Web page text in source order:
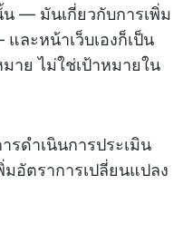
— มันเกี่ยวกับการเพิ่ม
ละหน้าเว็บเองก็เป็น
มาย ไม่ใช่เป้าหมายใน
ดำเนินการประเมิน
อัตราการเปลี่ยนแปลง